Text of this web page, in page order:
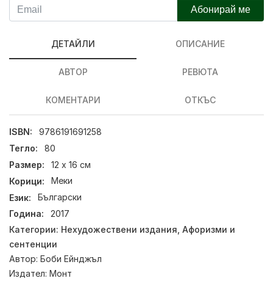
Абонирай ме
ДЕТАЙЛИ ОПИСАНИЕ
АВТОР РЕВЮТА
КОМЕНТАРИ ОТКЪС
ISBN:
9786191691258
Тегло:
80
Размер:
12 x 16 см
Корици:
Меки
Език:
Български
Година:
2017
Категории: Нехудожествени издания Афоризми и
сентенции
Автор: Боби Ейнджъл
Издател: Монт